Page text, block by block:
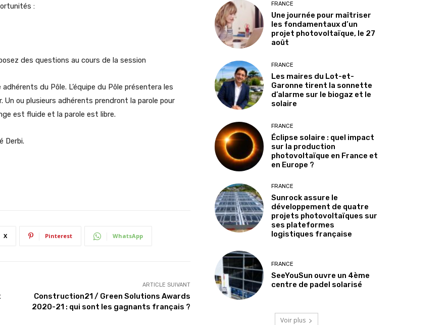
:
des questions au cours de la session
du Pôle. L’équipe du Pôle présentera les
ou plusieurs adhérents prendront la parole pour
est fluide et la parole est libre.
Derbi.
X Pinterest WhatsApp
ARTICLE SUIVANT
Construction21 / Green Solutions Awards
2020-21 : qui sont les gagnants français ?
FRANCE
Une journée pour maîtriser
les fondamentaux d’un
projet photovoltaïque, le 27
août
FRANCE
Les maires du Lot-et-
Garonne tirent la sonnette
d’alarme sur le biogaz et le
solaire
FRANCE
Éclipse solaire : quel impact
sur la production
photovoltaïque en France et
en Europe ?
FRANCE
Sunrock assure le
développement de quatre
projets photovoltaïques sur
ses plateformes
logistiques française
FRANCE
SeeYouSun ouvre un 4ème
centre de padel solarisé
Voir plus